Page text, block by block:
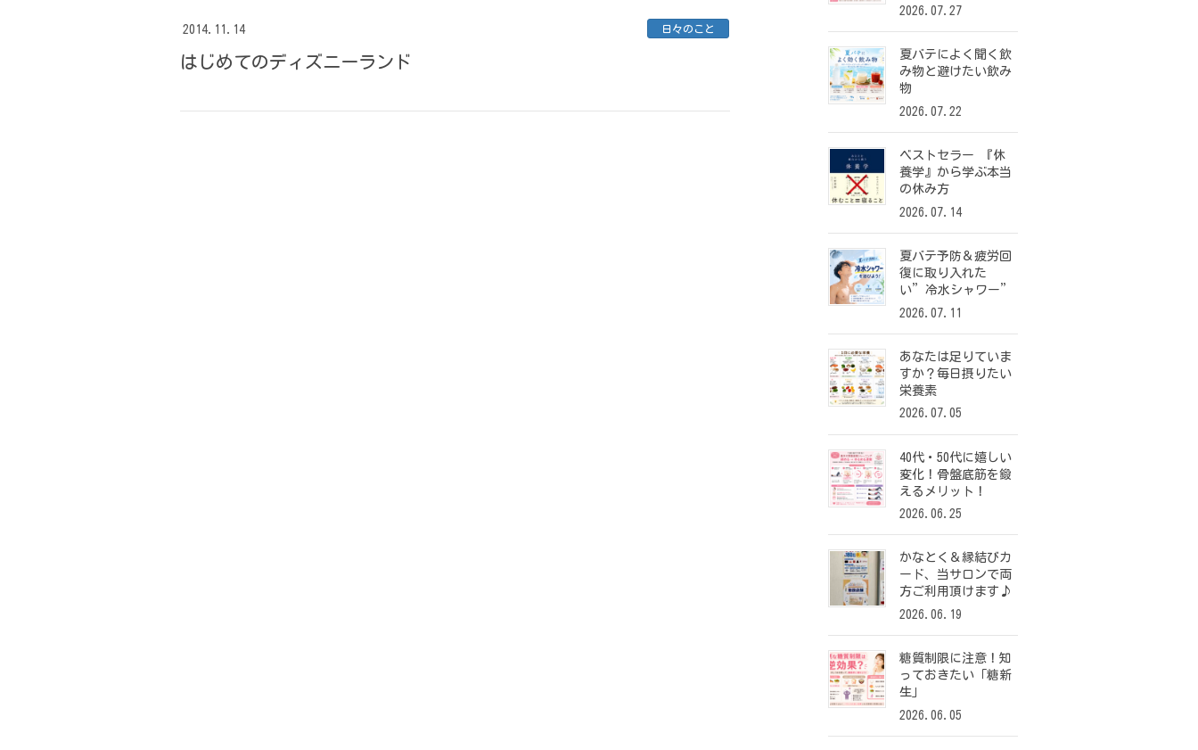
2014.11.14 日々のこと
はじめてのディズニーランド
2026.07.27
夏バテによく聞く飲
み物と避けたい飲み
物
2026.07.22
ベストセラー 『休
養学』から学ぶ本当
の休み方
2026.07.14
夏バテ予防＆疲労回
復に取り入れた
い”冷水シャワー”
2026.07.11
あなたは足りていま
すか？毎日摂りたい
栄養素
2026.07.05
40代・50代に嬉しい
変化！骨盤底筋を鍛
えるメリット！
2026.06.25
かなとく＆縁結びカ
ード、当サロンで両
方ご利用頂けます♪
2026.06.19
糖質制限に注意！知
っておきたい「糖新
生」
2026.06.05